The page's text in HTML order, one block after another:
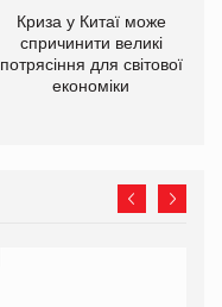
Криза у Китаї може
спричинити великі
потрясіння для світової
економіки